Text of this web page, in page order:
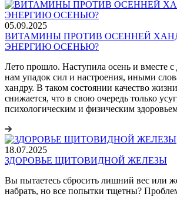
05.09.2025
ВИТАМИНЫ ПРОТИВ ОСЕННЕЙ
ЭНЕРГИЮ ОСЕНЬЮ?
Лето прошло. Наступила осень и вместе
нам упадок сил и настроения, иными
хандру. В таком состоянии качество
снижается, что в свою очередь только
психологическим и физическим
18.07.2025
ЗДОРОВЬЕ ЩИТОВИДНОЙ ЖЕЛЕЗЫ
Вы пытаетесь сбросить лишний вес или
набрать, но все попытки тщетны?